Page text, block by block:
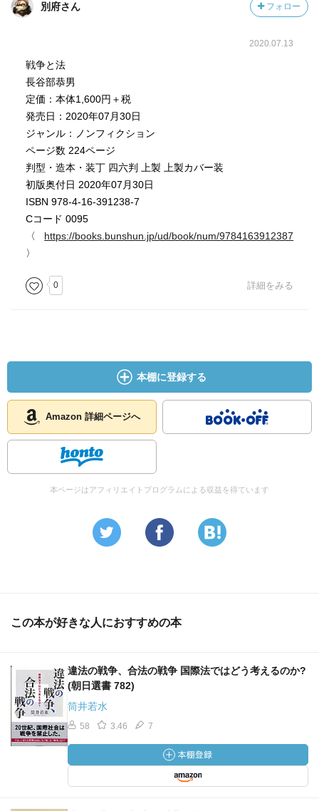
別府さん フォロー
2020.07.13
戦争と法
長谷部恭男
定価：本体1,600円＋税
発売日：2020年07月30日
ジャンル：ノンフィクション
ページ数 224ページ
判型・造本・装丁 四六判 上製 上製カバー装
初版奥付日 2020年07月30日
ISBN 978-4-16-391238-7
Cコード 0095
〈 https://books.bunshun.jp/ud/book/num/9784163912387
〉
0 詳細をみる
本棚に登録する
Amazon 詳細ページへ
本ページはアフィリエイトプログラムによる収益を得ています
この本が好きな人におすすめの本
違法の戦争、合法の戦争 国際法ではどう考えるのか?
(朝日選書 782)
筒井若水
58 3.46 7